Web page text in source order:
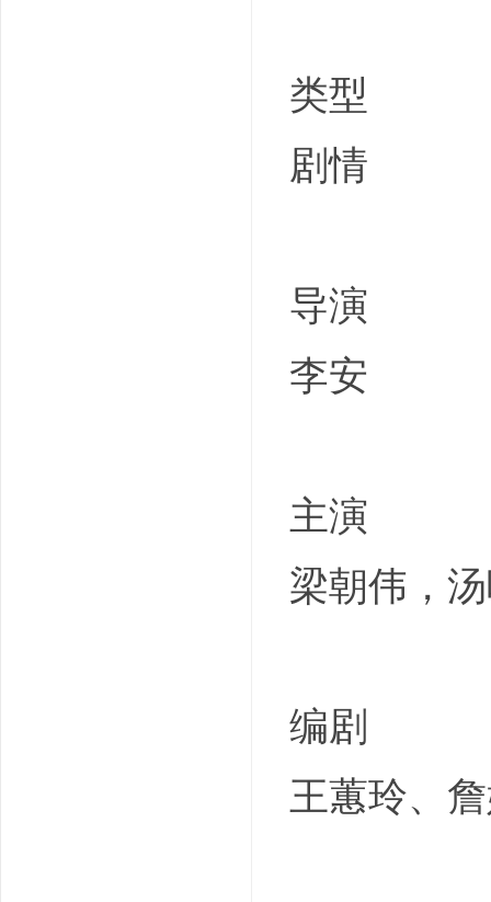
类型
剧情
导演
李安
主演
梁朝伟，
编剧
王蕙玲、